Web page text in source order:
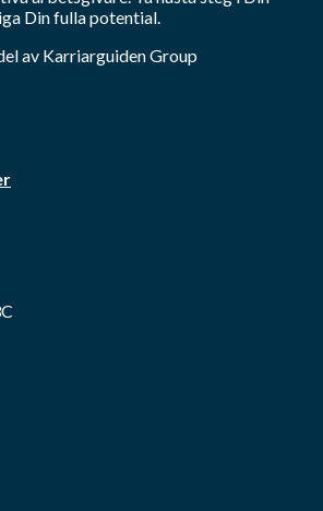
Din fulla potential.
av Karriarguiden Group